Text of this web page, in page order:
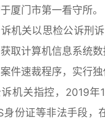
厦门市第一看守所。
关以思检公诉刑诉
取计算机信息系统
件速裁程序，实行
关指控，2019年1
身份证等非法手段，